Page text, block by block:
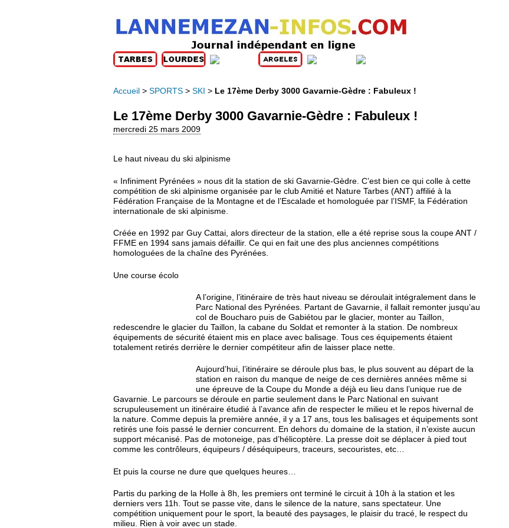
Accueil > SPORTS > SKI > Le 17ème Derby 3000 Gavarnie-Gèdre : Fabuleux !
Le 17ème Derby 3000 Gavarnie-Gèdre : Fabuleux !
mercredi 25 mars 2009
Le haut niveau du ski alpinisme
« Infiniment Pyrénées » nous dit la station de ski Gavarnie-Gèdre. C’est bien ce qui colle à cette
compétition de ski alpinisme organisée par le club Amitié et Nature Tarbes (ANT) affilié à la
Fédération Française de la Montagne et de l’Escalade et homologuée par l’ISMF, la Fédération
internationale de ski alpinisme.
Créée en 1992 par Guy Cattai, alors directeur de la station, elle a été reprise sous la coupe ANT /
FFME en 1994 sans jamais défaillir. Ce qui en fait une des plus anciennes compétitions
homologuées de la chaîne des Pyrénées.
Une course écolo
A l’origine, l’itinéraire de très haut niveau se déroulait intégralement dans le
Parc National des Pyrénées. Partant de Gavarnie, il fallait remonter jusqu’au
col de Boucharo puis de Gabiétou par le glacier, monter au Taillon,
redescendre le glacier du Taillon, la cabane du Soldat et remonter à la station. De nombreux
équipements de sécurité étaient mis en place avec balisage. Tous ces équipements étaient
totalement retirés derrière le dernier compétiteur afin de laisser place nette.
Aujourd’hui, l’itinéraire se déroule plus bas, le plus souvent au départ de la
station en raison du manque de neige de ces dernières années même si
une épreuve de la Coupe du Monde a déjà eu lieu dans l’unique rue de
Gavarnie. Le parcours se déroule en partie seulement dans le Parc National en suivant
scrupuleusement un itinéraire étudié à l’avance afin de respecter le milieu et le repos hivernal de
la nature. Comme depuis la première année, il y a 17 ans, tous les balisages et équipements sont
retirés une fois passé le dernier concurrent. En dehors du domaine de la station, il n’existe aucun
support mécanisé. Pas de motoneige, pas d’hélicoptère. La presse doit se déplacer à pied tout
comme les contrôleurs, équipeurs / déséquipeurs, traceurs, secouristes, etc…
Et puis la course ne dure que quelques heures…
Partis du parking de la Holle à 8h, les premiers ont terminé le circuit à 10h à la station et les
derniers vers 11h. Tout se passe vite, dans le silence de la nature, sans spectateur. Une
compétition uniquement pour le sport, la beauté des paysages, le plaisir du tracé, le respect du
milieu. Rien à voir avec un stade.